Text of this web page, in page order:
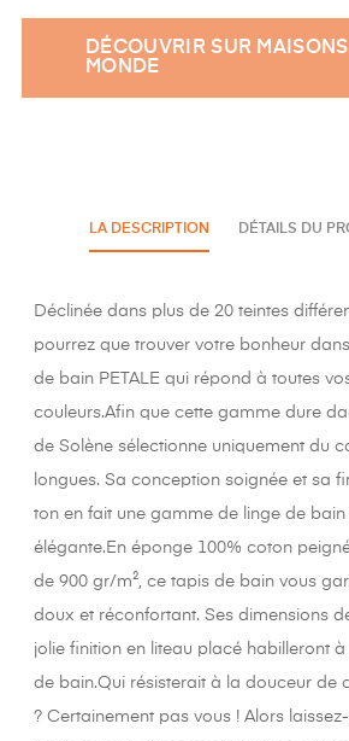
DÉCOUVRIR SUR
MONDE
LA DESCRIPTION DÉTAILS DU
Déclinée dans plus de 20 teintes
pourrez que trouver votre bonheur
de bain PETALE qui répond à toutes
couleurs.Afin que cette gamme dure
de Solène sélectionne uniquement du
longues. Sa conception soignée et sa
ton en fait une gamme de linge de bain
élégante.En éponge 100% coton
de 900 gr/m², ce tapis de bain vous
doux et réconfortant. Ses dimensions
jolie finition en liteau placé habilleront
de bain.Qui résisterait à la douceur de
? Certainement pas vous ! Alors